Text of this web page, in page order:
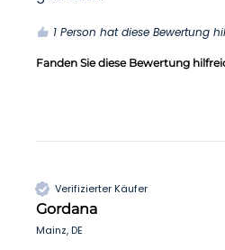
1 Person hat diese Bewertung
Fanden Sie diese Bewertung
Verifizierter Käufer
Gordana
Mainz, DE